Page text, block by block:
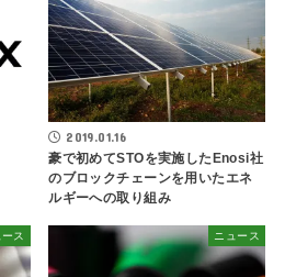
2019.01.16
豪で初めてSTOを実施したEnosi社
のブロックチェーンを用いたエネ
ルギーへの取り組み
ス ニュース